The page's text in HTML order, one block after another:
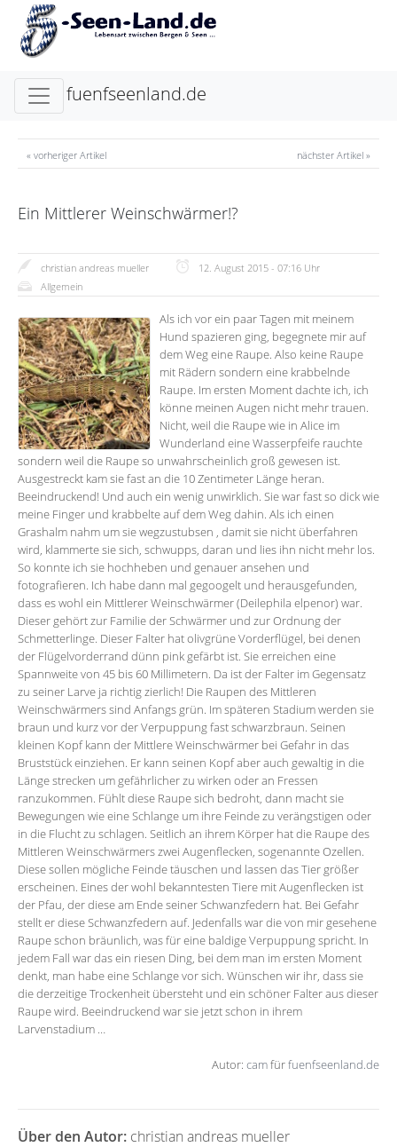
fuenfseenland.de
« vorheriger Artikel nächster Artikel »
Ein Mittlerer Weinschwärmer!?
christian andreas mueller
12. August 2015 - 07:16 Uhr
Allgemein
Als ich vor ein paar Tagen mit meinem
Hund spazieren ging, begegnete mir auf
dem Weg eine Raupe. Also keine Raupe
mit Rädern sondern eine krabbelnde
Raupe. Im ersten Moment dachte ich, ich
könne meinen Augen nicht mehr trauen.
Nicht, weil die Raupe wie in Alice im
Wunderland eine Wasserpfeife rauchte
sondern weil die Raupe so unwahrscheinlich groß gewesen ist.
Ausgestreckt kam sie fast an die 10 Zentimeter Länge heran.
Beeindruckend! Und auch ein wenig unwirklich. Sie war fast so dick wie
meine Finger und krabbelte auf dem Weg dahin. Als ich einen
Grashalm nahm um sie wegzustubsen , damit sie nicht überfahren
wird, klammerte sie sich, schwupps, daran und lies ihn nicht mehr los.
So konnte ich sie hochheben und genauer ansehen und
fotografieren. Ich habe dann mal gegoogelt und herausgefunden,
dass es wohl ein Mittlerer Weinschwärmer (Deilephila elpenor) war.
Dieser gehört zur Familie der Schwärmer und zur Ordnung der
Schmetterlinge. Dieser Falter hat olivgrüne Vorderflügel, bei denen
der Flügelvorderrand dünn pink gefärbt ist. Sie erreichen eine
Spannweite von 45 bis 60 Millimetern. Da ist der Falter im Gegensatz
zu seiner Larve ja richtig zierlich! Die Raupen des Mittleren
Weinschwärmers sind Anfangs grün. Im späteren Stadium werden sie
braun und kurz vor der Verpuppung fast schwarzbraun. Seinen
kleinen Kopf kann der Mittlere Weinschwärmer bei Gefahr in das
Bruststück einziehen. Er kann seinen Kopf aber auch gewaltig in die
Länge strecken um gefährlicher zu wirken oder an Fressen
ranzukommen. Fühlt diese Raupe sich bedroht, dann macht sie
Bewegungen wie eine Schlange um ihre Feinde zu verängstigen oder
in die Flucht zu schlagen. Seitlich an ihrem Körper hat die Raupe des
Mittleren Weinschwärmers zwei Augenflecken, sogenannte Ozellen.
Diese sollen mögliche Feinde täuschen und lassen das Tier größer
erscheinen. Eines der wohl bekanntesten Tiere mit Augenflecken ist
der Pfau, der diese am Ende seiner Schwanzfedern hat. Bei Gefahr
stellt er diese Schwanzfedern auf. Jedenfalls war die von mir gesehene
Raupe schon bräunlich, was für eine baldige Verpuppung spricht. In
jedem Fall war das ein riesen Ding, bei dem man im ersten Moment
denkt, man habe eine Schlange vor sich. Wünschen wir ihr, dass sie
die derzeitige Trockenheit übersteht und ein schöner Falter aus dieser
Raupe wird. Beeindruckend war sie jetzt schon in ihrem
Larvenstadium …
Autor: camfürfuenfseenland.de
Über den Autor: christian andreas mueller